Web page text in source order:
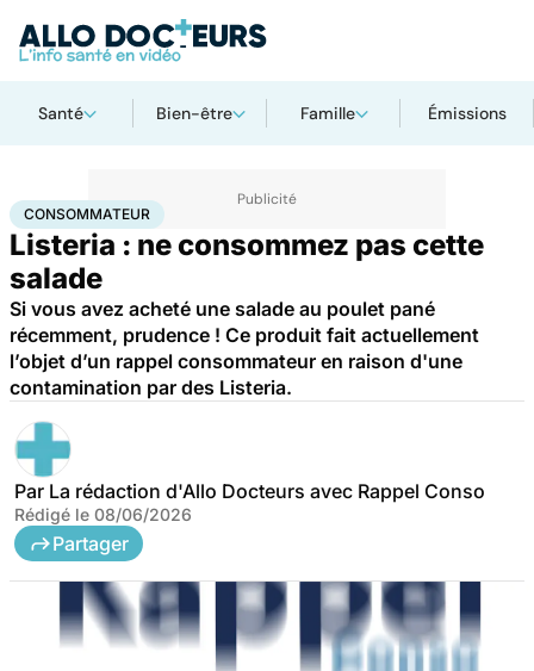
Santé Bien-être Famille Émissions
AccueilSantéConsommateur
CONSOMMATEUR
Listeria : ne consommez pas cette
salade
Si vous avez acheté une salade au poulet pané
récemment, prudence ! Ce produit fait actuellement
l’objet d’un rappel consommateur en raison d'une
contamination par des Listeria.
Par La rédaction d'Allo Docteurs avec Rappel Conso
Rédigé le 08/06/2026
Partager